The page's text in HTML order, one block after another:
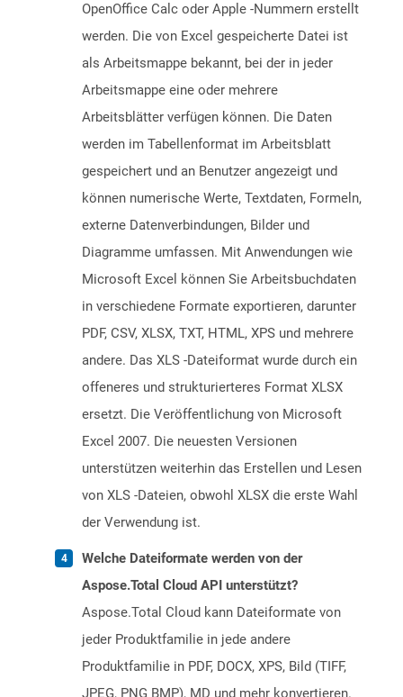
OpenOffice Calc oder Apple -Nummern erstellt
werden. Die von Excel gespeicherte Datei ist
als Arbeitsmappe bekannt, bei der in jeder
Arbeitsmappe eine oder mehrere
Arbeitsblätter verfügen können. Die Daten
werden im Tabellenformat im Arbeitsblatt
gespeichert und an Benutzer angezeigt und
können numerische Werte, Textdaten, Formeln,
externe Datenverbindungen, Bilder und
Diagramme umfassen. Mit Anwendungen wie
Microsoft Excel können Sie Arbeitsbuchdaten
in verschiedene Formate exportieren, darunter
PDF, CSV, XLSX, TXT, HTML, XPS und mehrere
andere. Das XLS -Dateiformat wurde durch ein
offeneres und strukturierteres Format XLSX
ersetzt. Die Veröffentlichung von Microsoft
Excel 2007. Die neuesten Versionen
unterstützen weiterhin das Erstellen und Lesen
von XLS -Dateien, obwohl XLSX die erste Wahl
der Verwendung ist.
Welche Dateiformate werden von der
Aspose.Total Cloud API unterstützt?
Aspose.Total Cloud kann Dateiformate von
jeder Produktfamilie in jede andere
Produktfamilie in PDF, DOCX, XPS, Bild (TIFF,
JPEG, PNG BMP), MD und mehr konvertieren.